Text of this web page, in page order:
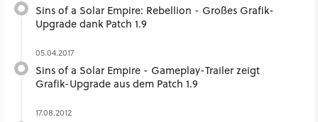
Sins of a Solar Empire: Rebellion - Großes Grafik-
Upgrade dank Patch 1.9
05.04.2017
Sins of a Solar Empire - Gameplay-Trailer zeigt
Grafik-Upgrade aus dem Patch 1.9
17.08.2012